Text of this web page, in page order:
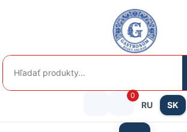
Hľadať:
Prihlásenie
košík
0
RU SK